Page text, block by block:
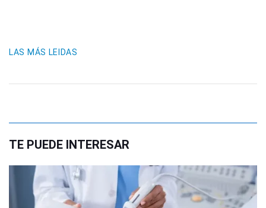
LAS MÁS LEIDAS
TE PUEDE INTERESAR